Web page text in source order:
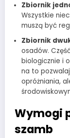
Zbiornik
Wszystkie
muszą być
Zbiornik
osadów.
biologicznie i
na to
opróżniania,
Wymogi
szamb